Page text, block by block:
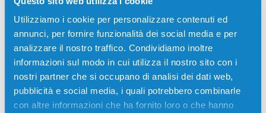
Utilizziamo i cookie per personalizzare contenuti ed
annunci, per fornire funzionalità dei social media e per
analizzare il nostro traffico. Condividiamo inoltre
informazioni sul modo in cui utilizza il nostro sito con i
nostri partner che si occupano di analisi dei dati web,
pubblicità e social media, i quali potrebbero combinarle
con altre informazioni che ha fornito loro o che hanno
Recensioni